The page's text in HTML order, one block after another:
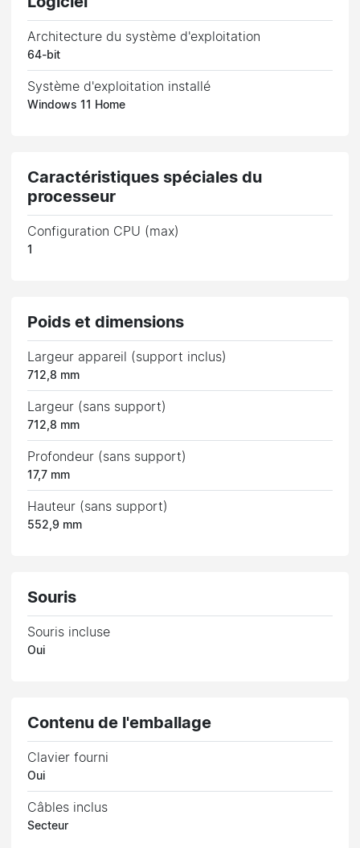
Architecture du système d'exploitation
64-bit
Système d'exploitation installé
Windows 11 Home
Caractéristiques spéciales du
processeur
Configuration CPU (max)
1
Poids et dimensions
Largeur appareil (support inclus)
712,8 mm
Largeur (sans support)
712,8 mm
Profondeur (sans support)
17,7 mm
Hauteur (sans support)
552,9 mm
Souris
Souris incluse
Oui
Contenu de l'emballage
Clavier fourni
Oui
Câbles inclus
Secteur